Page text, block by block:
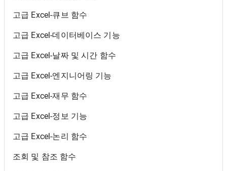
고급 Excel-큐브 함수
고급 Excel-데이터베이스 기능
고급 Excel-날짜 및 시간 함수
고급 Excel-엔지니어링 기능
고급 Excel-재무 함수
고급 Excel-정보 기능
고급 Excel-논리 함수
조회 및 참조 함수